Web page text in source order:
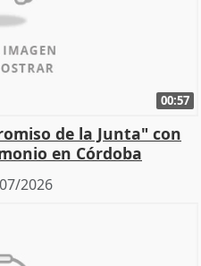
00:57
de la Junta" con
en Córdoba
2026